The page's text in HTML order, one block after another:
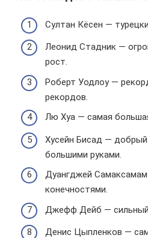
Султан Кёсен —
Леонид Стадник —
рост.
Роберт Уодлоу —
рекордов.
Лю Хуа — самая
Хусейн Бисад — добрый
большими руками.
Дуангджей
конечностями.
Джефф Дейб — сильный
Денис Цыпленков —